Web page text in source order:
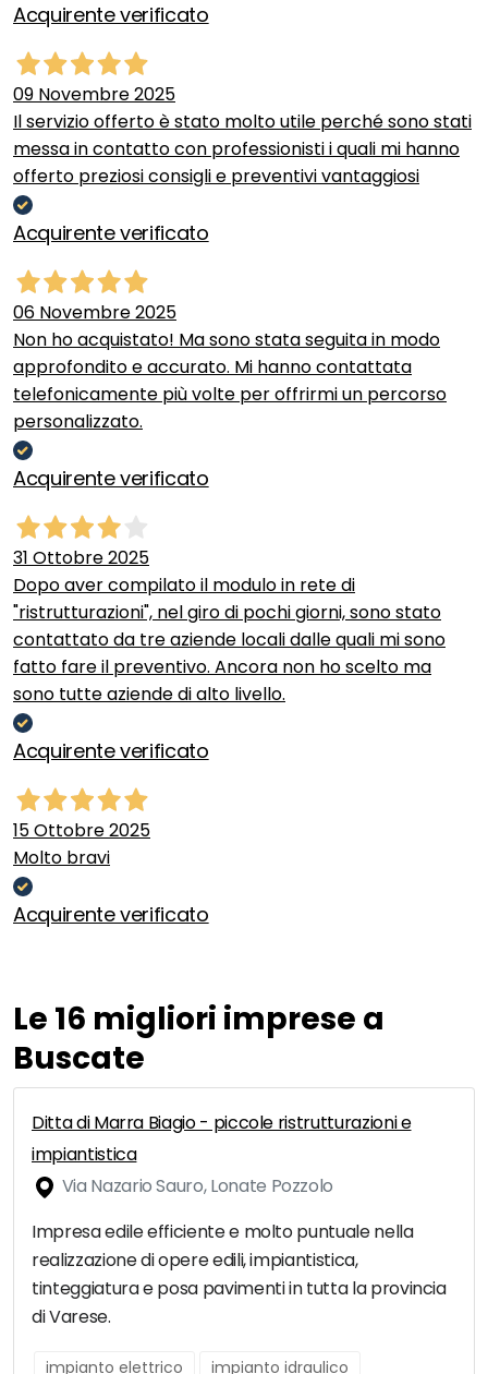
Acquirente verificato
09 Novembre 2025
Il servizio offerto è stato molto utile perché sono stati
messa in contatto con professionisti i quali mi hanno
offerto preziosi consigli e preventivi vantaggiosi
Acquirente verificato
06 Novembre 2025
Non ho acquistato! Ma sono stata seguita in modo
approfondito e accurato. Mi hanno contattata
telefonicamente più volte per offrirmi un percorso
personalizzato.
Acquirente verificato
31 Ottobre 2025
Dopo aver compilato il modulo in rete di
"ristrutturazioni", nel giro di pochi giorni, sono stato
contattato da tre aziende locali dalle quali mi sono
fatto fare il preventivo. Ancora non ho scelto ma
sono tutte aziende di alto livello.
Acquirente verificato
15 Ottobre 2025
Molto bravi
Acquirente verificato
Le 16 migliori imprese a
Buscate
Ditta di Marra Biagio - piccole ristrutturazioni e
impiantistica
Via Nazario Sauro, Lonate Pozzolo
Impresa edile efficiente e molto puntuale nella
realizzazione di opere edili, impiantistica,
tinteggiatura e posa pavimenti in tutta la provincia
di Varese.
impianto elettrico impianto idraulico